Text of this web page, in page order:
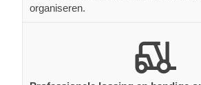
organiseren.